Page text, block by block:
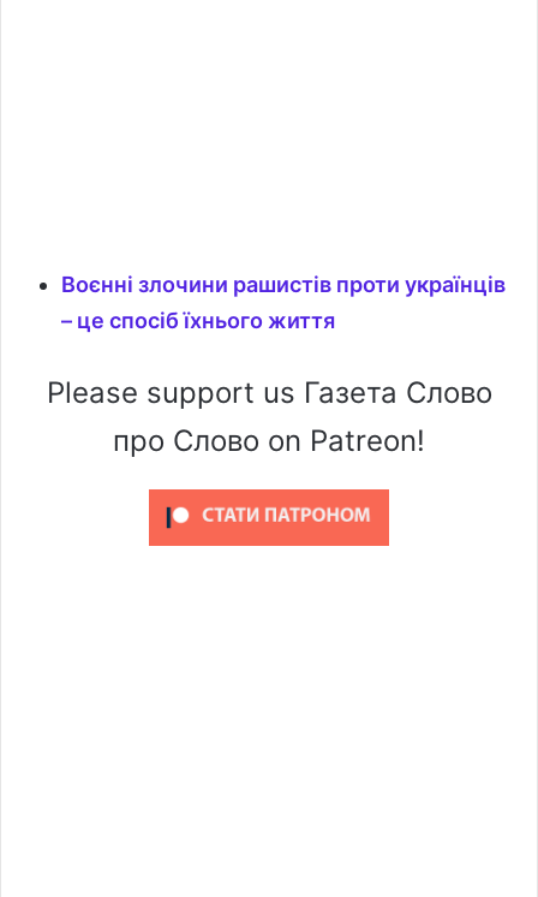
Воєнні злочини рашистів проти українців
– це спосіб їхнього життя
Please support us Газета Слово
про Слово on Patreon!